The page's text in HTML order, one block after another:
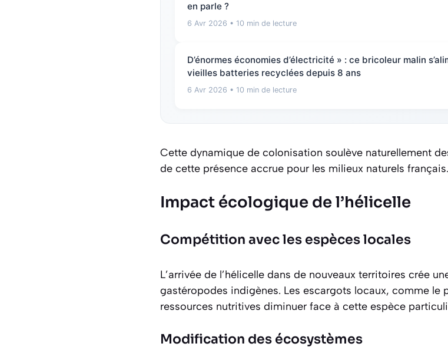
en parle ?
6 Avr 2026 • 10 min de lecture
D’énormes économies d’électricité » : ce bricoleur malin
vieilles batteries recyclées depuis 8 ans
6 Avr 2026 • 10 min de lecture
Cette dynamique de colonisation soulève naturellement
de cette présence accrue pour les milieux naturels français.
Impact écologique de l’hélicelle
Compétition avec les espèces locales
L’arrivée de l’hélicelle dans de nouveaux territoires crée
gastéropodes indigènes. Les escargots locaux, comme le
ressources nutritives diminuer face à cette espèce
Modification des écosystèmes